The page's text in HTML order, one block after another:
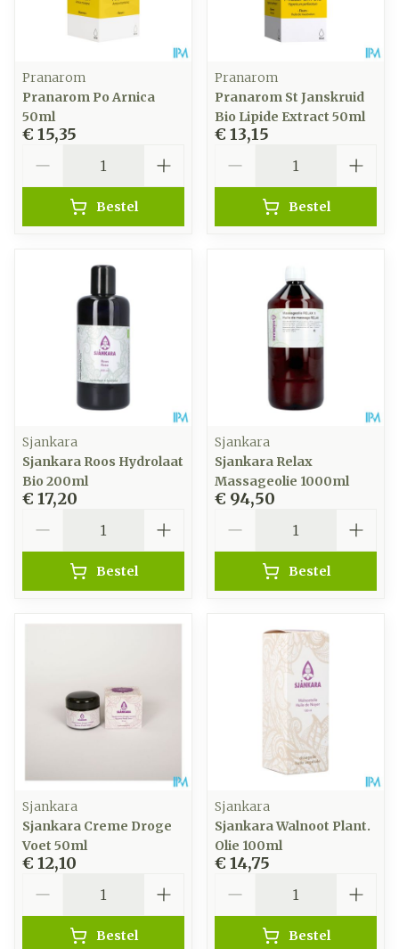
Pranarom
Pranarom Po Arnica
50ml
€ 15,35
Bestel
Pranarom
Pranarom St Janskruid
Bio Lipide Extract 50ml
€ 13,15
Bestel
Sjankara
Sjankara Roos Hydrolaat
Bio 200ml
€ 17,20
Bestel
Sjankara
Sjankara Relax
Massageolie 1000ml
€ 94,50
Bestel
Sjankara
Sjankara Creme Droge
Voet 50ml
€ 12,10
Bestel
Sjankara
Sjankara Walnoot Plant.
Olie 100ml
€ 14,75
Bestel